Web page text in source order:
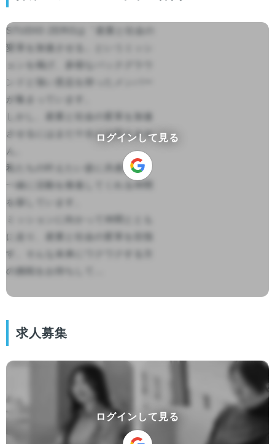
STUDIO ZEROは「産業と社会の
変革を加速させる」というミッシ
ョンを掲げ、多様なバックグラウ
ンドと強い意志を持ったメンバー
が集まっています。
しかし、産業と社会の変革を加速
させるにはまだ十分とは言えませ
ん。
私たちの叶えたい姿に共感して、
一緒に活動を推進してくれる仲間
を探しています。
ミッションに向かって仲間ととも
に走り、産業と社会の変革を目指
す。そんな未来にワクワクする方
の挑戦をお待ちして...
ログインして見る
求人募集
ログインして見る